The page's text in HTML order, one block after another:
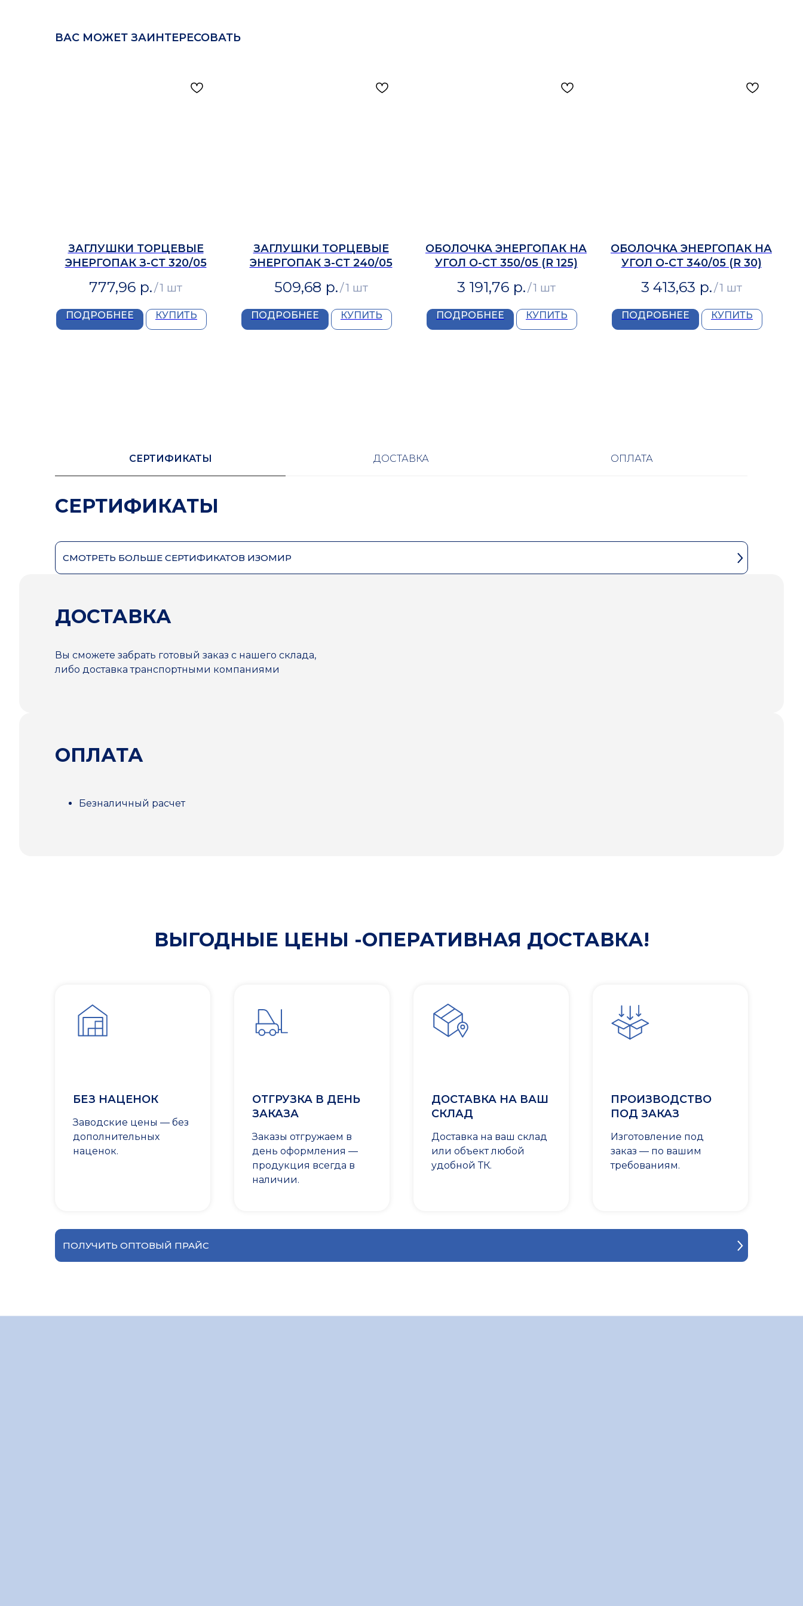
ВАС МОЖЕТ ЗАИНТЕРЕСОВАТЬ
ЗАГЛУШКИ ТОРЦЕВЫЕ
ЭНЕРГОПАК З-СТ 320/05
777,96 р./1 шт
ПОДРОБНЕЕ КУПИТЬ
ЗАГЛУШКИ ТОРЦЕВЫЕ
ЭНЕРГОПАК З-СТ 240/05
509,68 р./1 шт
ПОДРОБНЕЕ КУПИТЬ
ОБОЛОЧКА ЭНЕРГОПАК НА
УГОЛ О-СТ 350/05 (R 125)
3 191,76 р./1 шт
ПОДРОБНЕЕ КУПИТЬ
ОБОЛОЧКА ЭНЕРГОПАК НА
УГОЛ О-СТ 340/05 (R 30)
3 413,63 р./1 шт
ПОДРОБНЕЕ КУПИТЬ
СЕРТИФИКАТЫ ДОСТАВКА ОПЛАТА
СЕРТИФИКАТЫ
СМОТРЕТЬ БОЛЬШЕ СЕРТИФИКАТОВ ИЗОМИР
ДОСТАВКА
Вы сможете забрать готовый заказ с нашего склада,
либо доставка транспортными компаниями
ОПЛАТА
Безналичный расчет
ВЫГОДНЫЕ ЦЕНЫ -ОПЕРАТИВНАЯ ДОСТАВКА!
БЕЗ НАЦЕНОК
Заводские цены — без
дополнительных
наценок.
ОТГРУЗКА В ДЕНЬ
ЗАКАЗА
Заказы отгружаем в
день оформления —
продукция всегда в
наличии.
ДОСТАВКА НА ВАШ
СКЛАД
Доставка на ваш склад
или объект любой
удобной ТК.
ПРОИЗВОДСТВО
ПОД ЗАКАЗ
Изготовление под
заказ — по вашим
требованиям.
ПОЛУЧИТЬ ОПТОВЫЙ ПРАЙС